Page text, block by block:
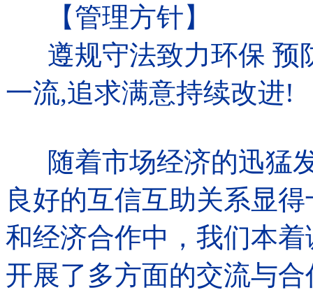
【管理方针】
遵规守法致力环保 预
一流,追求满意持续改进!
随着市场经济的迅猛
良好的互信互助关系显
和经济合作中，我们本
开展了多方面的交流与